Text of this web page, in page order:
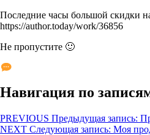
Последние часы большой скидки
https://author.today/work/36856
Не пропустите 🙂
Навигация по
PREVIOUS Предыдущая запись:
NEXT Следующая запись: Моя